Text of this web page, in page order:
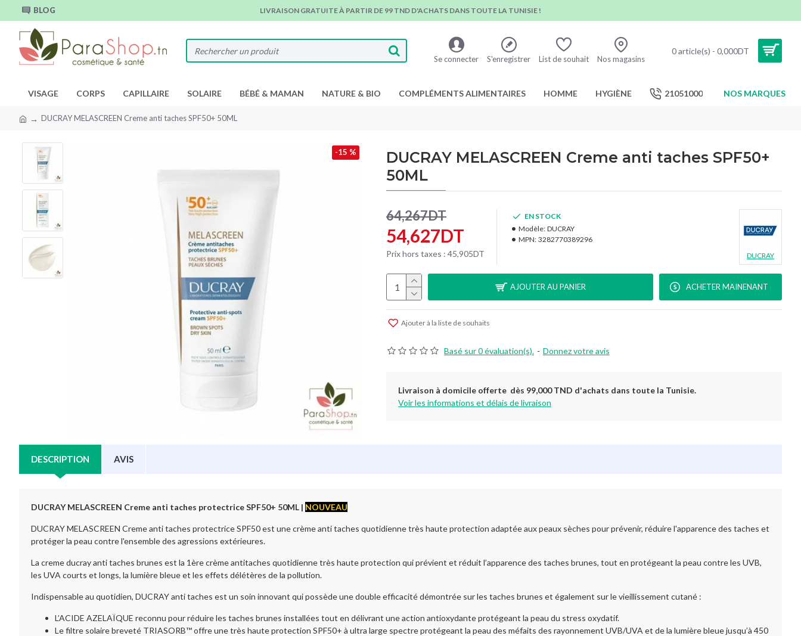
BLOG LIVRAISON GRATUITE À PARTIR DE 99 TND D'ACHATS DANS TOUTE LA TUNISIE !
Se connecter S'enregistrer List de souhait Nos magasins
0 article(s) - 0,000DT
VISAGE CORPS CAPILLAIRE SOLAIRE BÉBÉ & MAMAN NATURE & BIO COMPLÉMENTS ALIMENTAIRES HOMME HYGIÈNE 21051000 NOS MARQUES
DUCRAY MELASCREEN Creme anti taches SPF50+ 50ML
-15 %
DUCRAY MELASCREEN Creme anti taches SPF50+
50ML
Basé sur 0 évaluation(s). - Donnez votre avis
54,627DT
64,267DT
Prix hors taxes : 45,905DT
EN STOCK
Modèle: DUCRAY
MPN: 3282770389296
DUCRAY
AJOUTER AU PANIER ACHETER MAINENANT
Ajouter à la liste de souhaits
Livraison à domicile offerte dès 99,000 TND d'achats dans toute la Tunisie.
Voir les informations et délais de livraison
DESCRIPTION AVIS
DUCRAY MELASCREEN Creme anti taches protectrice SPF50+ 50ML | NOUVEAU
DUCRAY MELASCREEN Creme anti taches protectrice SPF50 est une crème anti taches quotidienne très haute protection adaptée aux peaux sèches pour prévenir, réduire l'apparence des taches et
protéger la peau contre l'ensemble des agressions extérieures.
La creme ducray anti taches brunes est la 1ère crème antitaches quotidienne très haute protection qui prévient et réduit l’apparence des taches brunes, tout en protégeant la peau contre les UVB,
les UVA courts et longs, la lumière bleue et les effets délétères de la pollution.
Indispensable au quotidien, DUCRAY anti taches est un soin innovant qui possède une double efficacité démontrée sur les taches brunes et également sur le vieillissement cutané :
L’ACIDE AZELAÏQUE reconnu pour réduire les taches brunes installées tout en délivrant une action antioxydante protégeant la peau du stress oxydatif.
Le filtre solaire breveté TRIASORB™ offre une très haute protection SPF50+ à ultra large spectre protégeant la peau des méfaits des rayonnement UVB/UVA et de la lumière bleue jusqu’à 450